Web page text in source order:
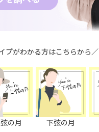
プがわかる方はこちらから／
の月 下弦の月